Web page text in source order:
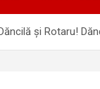
și Rotaru!